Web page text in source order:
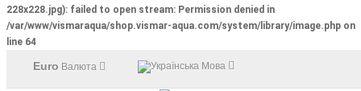
228x228.jpg): failed to open stream: Permission denied in
/var/www/vismaraqua/shop.vismar-aqua.com/system/library/image.php on
line 64
Euro Валюта Мова